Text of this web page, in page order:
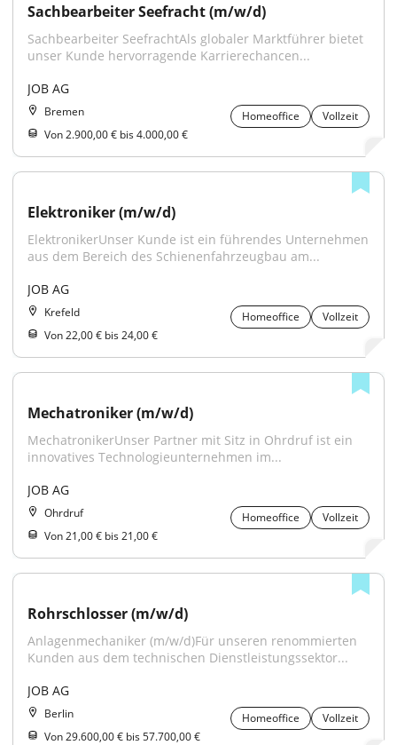
Sachbearbeiter Seefracht (m/w/d)
Sachbearbeiter SeefrachtAls globaler Marktführer bietet
unser Kunde hervorragende Karrierechancen...
JOB AG
Bremen Homeoffice
Vollzeit
Von 2.900,00 € bis 4.000,00 €
Elektroniker (m/w/d)
ElektronikerUnser Kunde ist ein führendes Unternehmen
aus dem Bereich des Schienenfahrzeugbau am...
JOB AG
Krefeld Homeoffice
Vollzeit
Von 22,00 € bis 24,00 €
Mechatroniker (m/w/d)
MechatronikerUnser Partner mit Sitz in Ohrdruf ist ein
innovatives Technologieunternehmen im...
JOB AG
Ohrdruf Homeoffice
Vollzeit
Von 21,00 € bis 21,00 €
Rohrschlosser (m/w/d)
Anlagenmechaniker (m/w/d)Für unseren renommierten
Kunden aus dem technischen Dienstleistungssektor...
JOB AG
Berlin Homeoffice
Vollzeit
Von 29.600,00 € bis 57.700,00 €